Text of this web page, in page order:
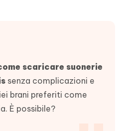
scaricare suonerie
senza complicazioni e
brani preferiti come
È possibile?